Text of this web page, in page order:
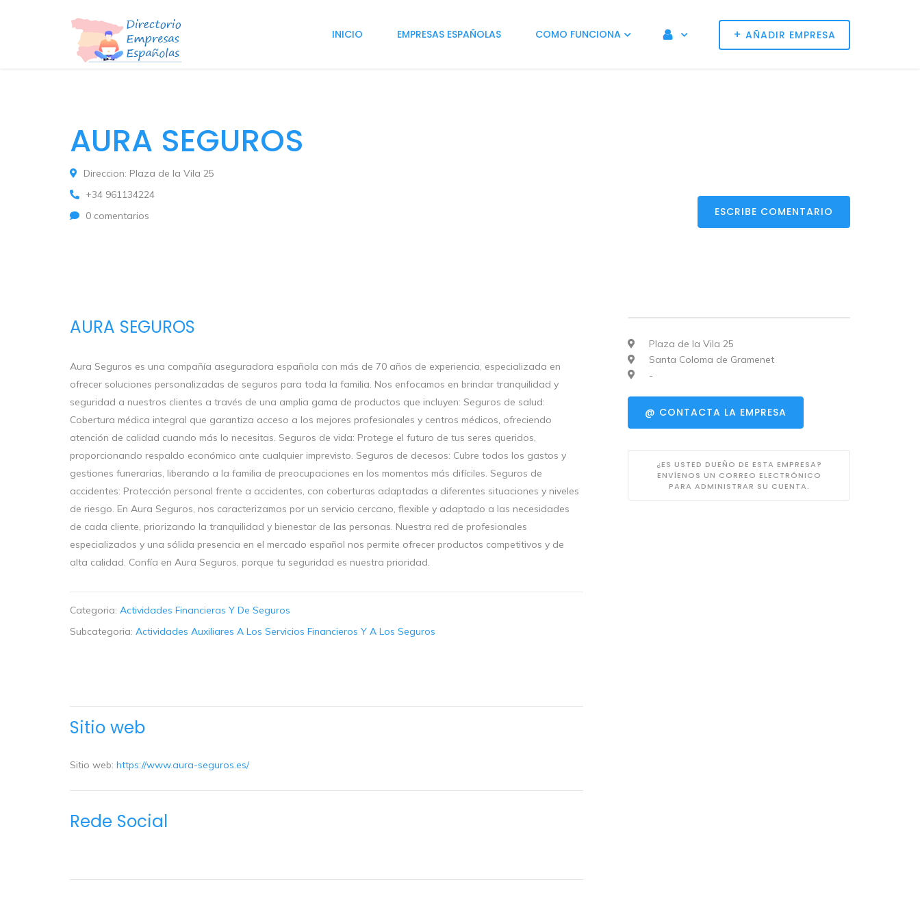
+ AÑADIR EMPRESA
INICIO EMPRESAS ESPAÑOLAS COMO FUNCIONA
AURA SEGUROS
Direccion: Plaza de la Vila 25
+34 961134224
0 comentarios
ESCRIBE COMENTARIO
AURA SEGUROS
Aura Seguros es una compañía aseguradora española con más de 70 años de experiencia, especializada en
ofrecer soluciones personalizadas de seguros para toda la familia. Nos enfocamos en brindar tranquilidad y
seguridad a nuestros clientes a través de una amplia gama de productos que incluyen: Seguros de salud:
Cobertura médica integral que garantiza acceso a los mejores profesionales y centros médicos, ofreciendo
atención de calidad cuando más lo necesitas. Seguros de vida: Protege el futuro de tus seres queridos,
proporcionando respaldo económico ante cualquier imprevisto. Seguros de decesos: Cubre todos los gastos y
gestiones funerarias, liberando a la familia de preocupaciones en los momentos más difíciles. Seguros de
accidentes: Protección personal frente a accidentes, con coberturas adaptadas a diferentes situaciones y niveles
de riesgo. En Aura Seguros, nos caracterizamos por un servicio cercano, flexible y adaptado a las necesidades
de cada cliente, priorizando la tranquilidad y bienestar de las personas. Nuestra red de profesionales
especializados y una sólida presencia en el mercado español nos permite ofrecer productos competitivos y de
alta calidad. Confía en Aura Seguros, porque tu seguridad es nuestra prioridad.
Categoria: Actividades Financieras Y De Seguros
Subcategoria: Actividades Auxiliares A Los Servicios Financieros Y A Los Seguros
Sitio web
Sitio web: https://www.aura-seguros.es/
Rede Social
Plaza de la Vila 25
Santa Coloma de Gramenet
-
@ CONTACTA LA EMPRESA
¿ES USTED DUEÑO DE ESTA EMPRESA?
ENVÍENOS UN CORREO ELECTRÓNICO
PARA ADMINISTRAR SU CUENTA.